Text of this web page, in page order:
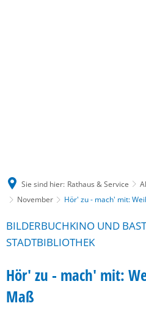
Sie sind hier: Rathaus & Service
November
Hör' zu - mach' mit:
BILDERBUCHKINO UND
STADTBIBLIOTHEK
Hör' zu - mach' mit:
Maß